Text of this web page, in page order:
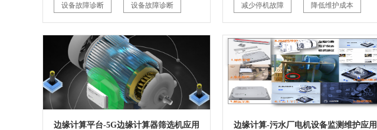
设备故障诊断 设备故障诊断 减少停机故障 降低维护成本
边缘计算平台-5G边缘计算器筛选机应用
边缘计算-污水厂电机设备监测维护应用